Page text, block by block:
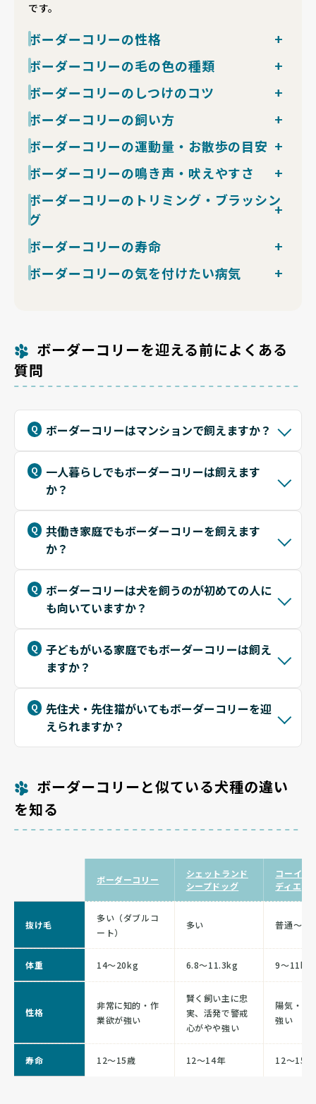
です。
ボーダーコリーの性格
非常に明晰な頭脳を持ち、飼い主の指示を察知する洞察
力に優れています。仕事を与えられることを何よりの喜
びと感じる情熱的な性格ですが、その賢さゆえに、飼い
主が自分より下だと判断すると、あえて指示を無視した
り、自分で勝手に判断して行動したりする「ずる賢さ」
家族に対しては非常に深い愛情を示し、深い信頼関係を
は、牧畜犬特有の警戒心からやや慎重、あるいは無関心
意欲に溢れた、真面目な努力家です。
ボーダーコリーの毛の色の種類
最も一般的なのはブラック＆ホワイトですが、実は非常
に多彩な毛色が存在します。レッド＆ホワイト、チョコ
レート＆ホワイト、ブルー＆ホワイトといった2色の組
み合わせに加え、3色が混ざるトライカラー、さらには
大理石のような美しい斑点模様のブルーマールやレッド
子犬期はふわふわとした産毛に包まれていますが、成長
す。どの色も個性豊かで、成長による模様の変化も楽し
めます。
ボーダーコリーのしつけのコツ
ボーダーコリーは「全犬種で最も賢い」と称される知能
の持ち主で、お座り・待て・お手などの基本コマンドの
習得スピードは群を抜いて速く、複雑なトリックも数回
の練習で覚えるタイプです。ただし賢さは「悪い習慣も
一瞬で覚える」という難しさにも直結するため、子犬期
力で抑えるしつけは効きにくく、頭を使わせる論理的な
トレーニングと褒める強化の組み合わせが王道です。ト
イレは早期に安定する個体が多めの部類。社会化期（生
後3〜12週）の経験量と、子犬期からの牧羊本能（動く
ものを噛んで誘導）の制止訓練が、その後の暮らしを大
きく左右します。
ボーダーコリーの飼い方
ボーダーコリーは完全室内飼育推奨の犬種で、ダブルコ
ートゆえに被毛のお手入れが暮らしの中心になります。
春秋の換毛期は驚くほど抜けるため、毎日1回以上のブ
ラッシングが必須。サマーカットは被毛の体温調節機能
を損なうため避けるべきです。14〜20kgのしっかりし
た体格で関節は丈夫ですが、運動量が多い分、股関節形
成不全の予防のためフローリングの滑り止めマットは敷
いてください。
MDR1欠損の遺伝子検査が済んだ個体を選ぶと、特定薬
への過敏反応リスクが回避できます。食事は標準的なカ
ロリー管理で問題ありません。退屈が破壊行動・自己刺
ボーダーコリーの運動量・お散歩の目安
家庭犬の中では最大級の運動量を要する犬種で、目安は
1日2回・各1時間以上の散歩、合計2時間以上が基本ラ
イン。14〜20kgの体格にもとは1日中羊を追っていた
牧羊犬の持久力が詰まっており、単なる散歩では発散し
きれません。
ボール投げ・アジリティ・フリスビー・ドッグスポーツ
の定期参加など全力運動が必須で、加えて知育トイ・ト
リック練習などの頭を使う遊びを毎日30分以上。これ
だけ動かして初めて落ち着く犬種で、運動不足は破壊行
ボーダーコリーの鳴き声・吠えやすさ
吠えやすさは中程度ですが、運動・知的刺激が不足する
と一気に吠えが増えるタイプです。牧羊犬として「動く
ものに反応する」性質が強く、通行人・他犬・自転車・
小動物への反応で吠えることがあります。声量は中型犬
相応で大きめ。
社会化期に多様な経験を積んだ個体は反応が穏やかで、
家庭側の「吠え→無視」「静か→褒める」のしつけも入
ボーダーコリーのトリミング・ブラッシン
グ
基本的にはトリミングを必要としない犬種ですが、毛の
密度が非常に高いダブルコートのため、抜け毛の量は非
常に多いです。特に春と秋の換毛期には驚くほどの毛が
抜けるため、毎日1回以上の念入りなブラッシングが欠
サマーカットについては、慎重な検討が必要です。ボー
ダー・コリーの被毛は直射日光から皮膚を守り、体温調
節を助ける役割があるため、短く切りすぎると逆に熱中
症や日光湿疹のリスクを高める可能性があります。夏場
毛を取り除いて通気性を確保することが最善のお手入れ
です。
ボーダーコリーの寿命
平均寿命は12歳〜15歳程度です。長生きのためには、
若いうちから関節に負担をかけすぎないことが大切で
また、知的な衰えを防ぐために、老犬になっても新しい
遊びやコマンドを教え続け、脳を活性化させることが認
知症予防に繋がります。定期的な眼科検診と、適切な体
重維持を心がけましょう。
ボーダーコリーの気を付けたい病気
分に過敏反応を示す「MDR1欠損」を持っている可能性
があるため、投薬前に獣医師と相談することが重要で
す。高い運動神経ゆえに、靭帯断裂や関節のケガもしや
ください。
ボーダーコリーを迎える前によくある
質問
ボーダーコリーはマンションで飼えますか？
一人暮らしでもボーダーコリーは飼えます
か？
共働き家庭でもボーダーコリーを飼えます
か？
ボーダーコリーは犬を飼うのが初めての人に
も向いていますか？
子どもがいる家庭でもボーダーコリーは飼え
ますか？
先住犬・先住猫がいてもボーダーコリーを迎
えられますか？
ボーダーコリーと似ている犬種の違い
を知る
ボーダーコリー
シェットランド
シープドッグ
コーイケ
ディエ
抜け毛
多い（ダブルコ
ート）
多い 普通〜多
体重 14〜20kg 6.8〜11.3kg 9〜11kg
性格
非常に知的・作
業欲が強い
賢く飼い主に忠
実、活発で警戒
心がやや強い
陽気・警
強い
寿命 12〜15歳 12〜14年 12〜15歳